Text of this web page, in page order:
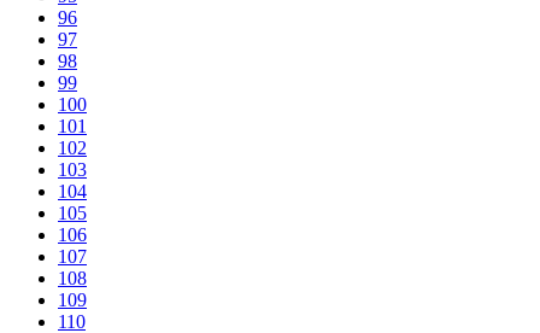
96
97
98
99
100
101
102
103
104
105
106
107
108
109
110